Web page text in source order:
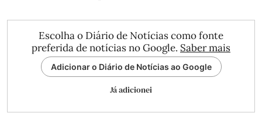
Escolha o Diário de Notícias como fonte
preferida de notícias no Google. Saber mais
Adicionar o Diário de Notícias ao Google
Já adicionei